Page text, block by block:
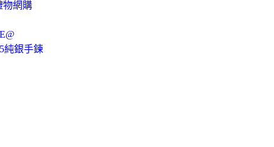
物網購
純銀手鍊